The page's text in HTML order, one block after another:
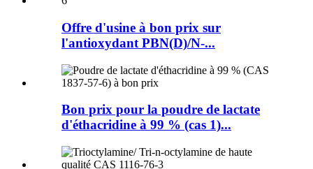
Offre d'usine à bon prix sur
l'antioxydant PBN(D)/N-...
Bon prix pour la poudre de lactate
d'éthacridine à 99 % (cas 1)...